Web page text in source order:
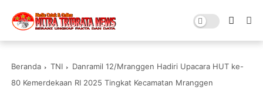
Beranda TNI
Danramil 12/Mranggen Hadiri Upacara HUT ke-
80 Kemerdekaan RI 2025 Tingkat Kecamatan Mranggen